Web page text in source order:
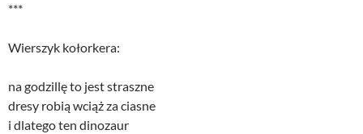
***
Wierszyk kołorkera:
na godzillę to jest straszne
dresy robią wciąż za ciasne
i dlatego ten dinozaur